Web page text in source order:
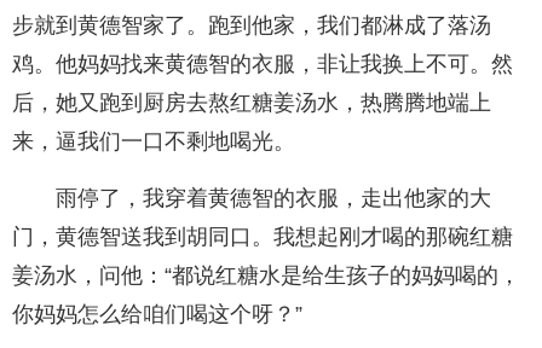
步就到黄德智家了。跑到他家，我们都淋成了落汤
鸡。他妈妈找来黄德智的衣服，非让我换上不可。然
后，她又跑到厨房去熬红糖姜汤水，热腾腾地端上
来，逼我们一口不剩地喝光。
雨停了，我穿着黄德智的衣服，走出他家的大
门，黄德智送我到胡同口。我想起刚才喝的那碗红糖
姜汤水，问他：“都说红糖水是给生孩子的妈妈喝的，
你妈妈怎么给咱们喝这个呀？”